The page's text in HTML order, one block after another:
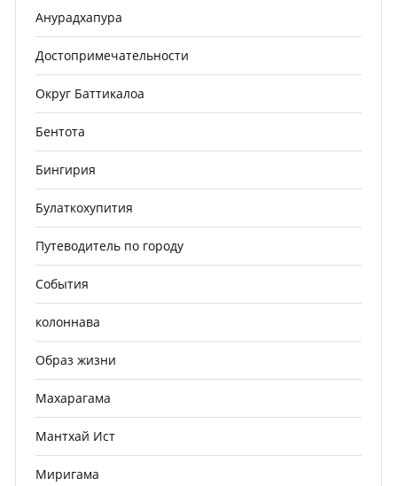
Анурадхапура
Достопримечательности
Округ Баттикалоа
Бентота
Бингирия
Булаткохупития
Путеводитель по городу
События
колоннава
Образ жизни
Махарагама
Мантхай Ист
Миригама